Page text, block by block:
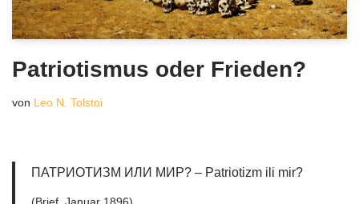
Patriotismus oder Frieden?
von Leo N. Tolstoi
ПАТРИОТИЗМ ИЛИ МИР? – Patriotizm ili mir?
(Brief, Januar 1896)